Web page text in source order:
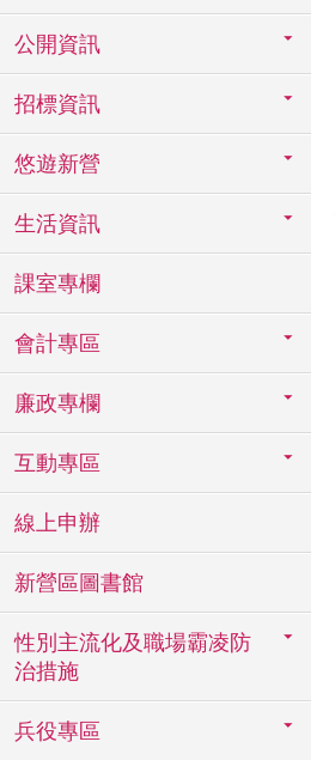
公開資訊
招標資訊
悠遊新營
生活資訊
課室專欄
會計專區
廉政專欄
互動專區
線上申辦
新營區圖書館
性別主流化及職場霸凌防
治措施
兵役專區